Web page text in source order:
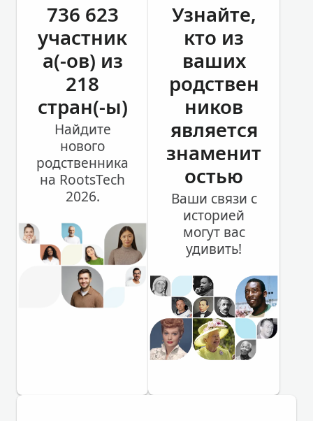
736 623
участник
а(-ов) из
218
стран(-ы)
Найдите
нового
родственника
на RootsTech
2026.
Узнайте,
кто из
ваших
родствен
ников
является
знаменит
остью
Ваши связи с
историей
могут вас
удивить!